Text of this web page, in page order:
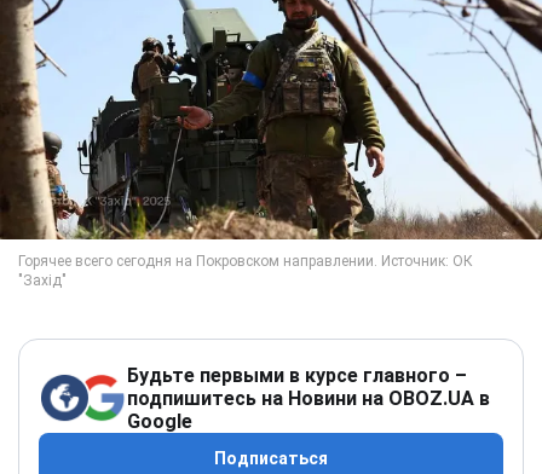
Будьте первыми в курсе главного –
подпишитесь на Новини на OBOZ.UA в
Google
Подписаться